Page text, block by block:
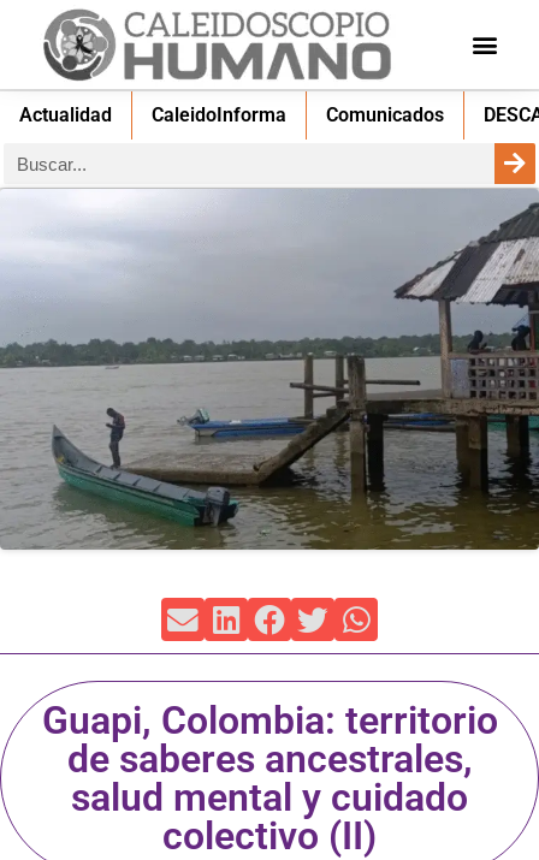
Actualidad CaleidoInforma Comunicados
Guapi, Colombia: territorio
de saberes ancestrales,
salud mental y cuidado
colectivo (II)